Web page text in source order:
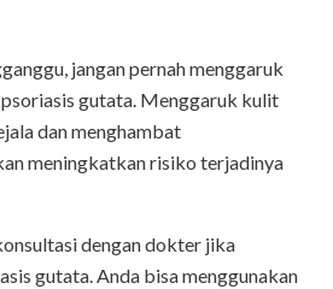
jangan pernah menggaruk
gutata. Menggaruk kulit
dan menghambat
meningkatkan risiko terjadinya
dengan dokter jika
gutata. Anda bisa menggunakan